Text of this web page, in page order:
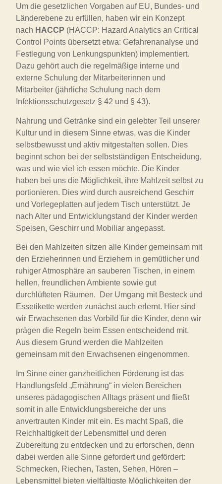
Um die gesetzlichen Vorgaben auf EU, Bundes- und
Länderebene zu erfüllen, haben wir ein Konzept
nach HACCP (HACCP: Hazard Analytics an Critical
Control Points übersetzt etwa: Gefahrenanalyse und
Festlegung von Lenkungspunkten) implementiert.
Dazu gehört auch die regelmäßige interne und
externe Schulung der Mitarbeiterinnen und
Mitarbeiter (jährliche Schulung nach dem
Infektionsschutzgesetz § 42 und § 43).
Nahrung und Getränke sind ein gelebter Teil unserer
Kultur und in diesem Sinne etwas, was die Kinder
selbstbewusst und aktiv mitgestalten sollen. Dies
beginnt schon bei der selbstständigen Entscheidung,
was und wie viel ich essen möchte. Die Kinder
haben bei uns die Möglichkeit, ihre Mahlzeit selbst zu
portionieren. Dies wird durch ausreichend Geschirr
und Vorlegeplatten auf jedem Tisch unterstützt. Je
nach Alter und Entwicklungstand der Kinder werden
Speisen, Geschirr und Mobiliar angepasst.
Bei den Mahlzeiten sitzen alle Kinder gemeinsam mit
den Erzieherinnen und Erziehern in gemütlicher und
ruhiger Atmosphäre an sauberen Tischen, in einem
hellen, freundlichen Ambiente sowie gut
durchlüfteten Räumen. Der Umgang mit Besteck und
Essetikette werden zunächst auch erlernt. Hier sind
wir Erwachsenen das Vorbild für die Kinder, denn wir
prägen die Regeln beim Essen entscheidend mit.
Aus diesem Grund werden die Mahlzeiten
gemeinsam mit den Erwachsenen eingenommen.
Im Sinne einer ganzheitlichen Förderung ist das
Handlungsfeld „Ernährung“ in vielen Bereichen
unseres pädagogischen Alltags präsent und fließt
somit in alle Entwicklungsbereiche der uns
anvertrauten Kinder mit ein. Es macht Spaß, die
Reichhaltigkeit der Lebensmittel und deren
Zubereitung zu entdecken und zu erforschen, denn
dabei werden alle Sinne gefordert und gefördert:
Schmecken, Riechen, Tasten, Sehen, Hören –
Lebensmittel bieten vielfältigste Möglichkeiten der